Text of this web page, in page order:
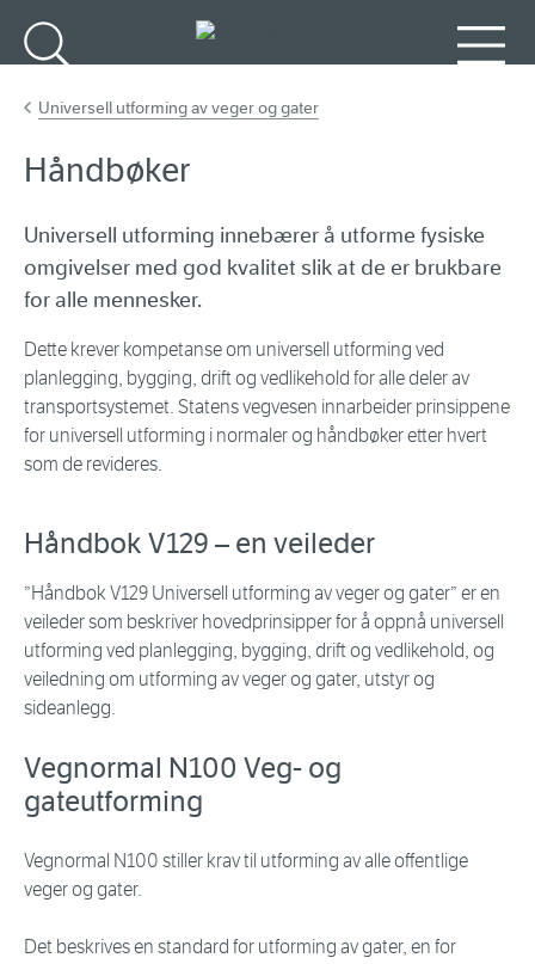
Universell utforming av veger og gater
Håndbøker
Universell utforming innebærer å utforme fysiske
omgivelser med god kvalitet slik at de er brukbare
for alle mennesker.
Dette krever kompetanse om universell utforming ved
planlegging, bygging, drift og vedlikehold for alle deler av
transportsystemet. Statens vegvesen innarbeider prinsippene
for universell utforming i normaler og håndbøker etter hvert
som de revideres.
Håndbok V129 – en veileder
”Håndbok V129 Universell utforming av veger og gater” er en
veileder som beskriver hovedprinsipper for å oppnå universell
utforming ved planlegging, bygging, drift og vedlikehold, og
veiledning om utforming av veger og gater, utstyr og
sideanlegg.
Vegnormal N100 Veg- og
gateutforming
Vegnormal N100 stiller krav til utforming av alle offentlige
veger og gater.
Det beskrives en standard for utforming av gater, en for